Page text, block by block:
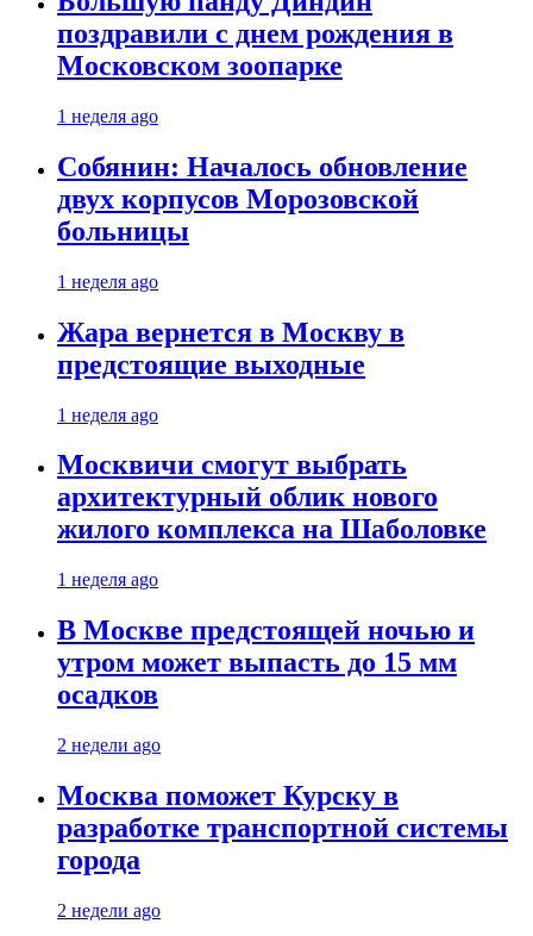
поздравили с днем рождения в
Московском зоопарке
1 неделя ago
Собянин: Началось обновление
двух корпусов Морозовской
больницы
1 неделя ago
Жара вернется в Москву в
предстоящие выходные
1 неделя ago
Москвичи смогут выбрать
архитектурный облик нового
жилого комплекса на Шаболовке
1 неделя ago
В Москве предстоящей ночью и
утром может выпасть до 15 мм
осадков
2 недели ago
Москва поможет Курску в
разработке транспортной системы
города
2 недели ago